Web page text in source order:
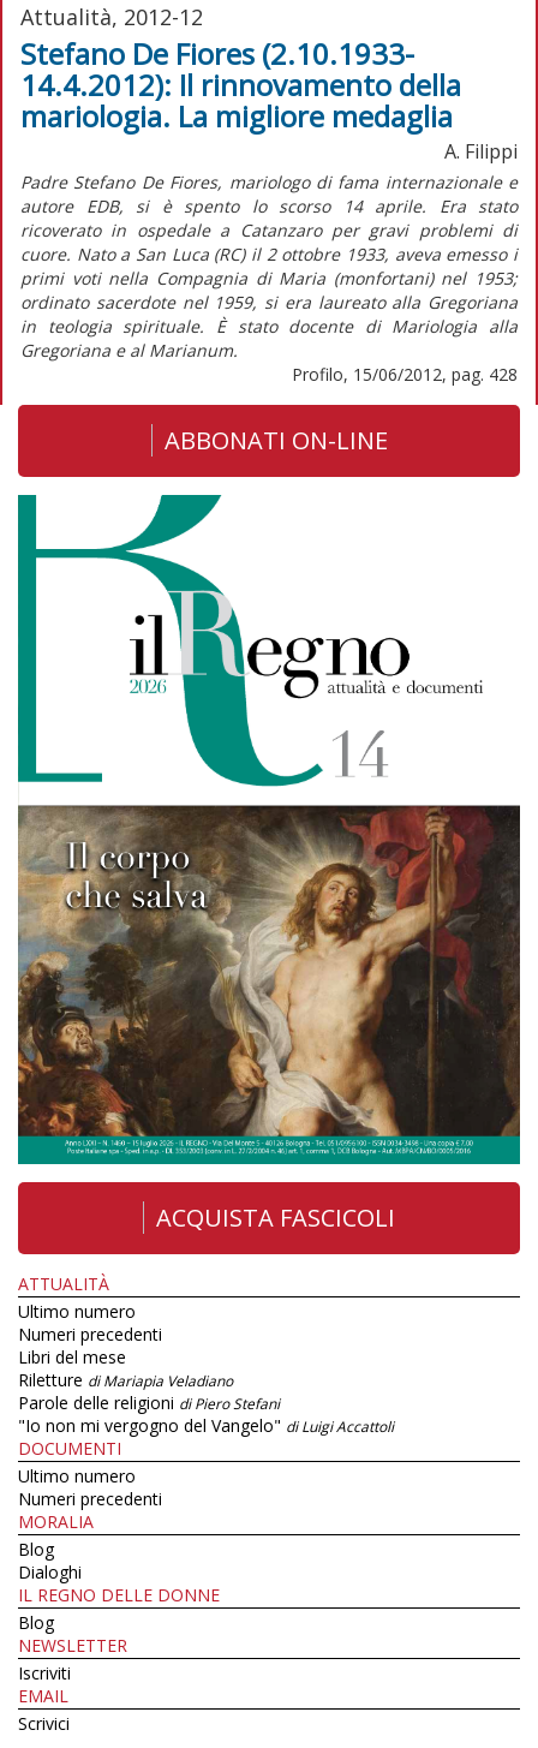
Attualità, 2012-12
Stefano De Fiores (2.10.1933-
14.4.2012): Il rinnovamento della
mariologia. La migliore medaglia
A. Filippi
Padre Stefano De Fiores, mariologo di fama internazionale e
autore EDB, si è spento lo scorso 14 aprile. Era stato
ricoverato in ospedale a Catanzaro per gravi problemi di
cuore. Nato a San Luca (RC) il 2 ottobre 1933, aveva emesso i
primi voti nella Compagnia di Maria (monfortani) nel 1953;
ordinato sacerdote nel 1959, si era laureato alla Gregoriana
in teologia spirituale. È stato docente di Mariologia alla
Gregoriana e al Marianum.
Profilo, 15/06/2012, pag. 428
ABBONATI ON-LINE
ACQUISTA FASCICOLI
ATTUALITÀ
Ultimo numero
Numeri precedenti
Libri del mese
Riletture di Mariapia Veladiano
Parole delle religioni di Piero Stefani
"Io non mi vergogno del Vangelo" di Luigi Accattoli
DOCUMENTI
Ultimo numero
Numeri precedenti
MORALIA
Blog
Dialoghi
IL REGNO DELLE DONNE
Blog
NEWSLETTER
Iscriviti
EMAIL
Scrivici